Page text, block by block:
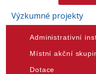
Výzkumné projekty
Administrativní
Místní akční
Dotace